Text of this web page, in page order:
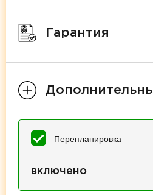
Гарантия
Перепланировка
включено